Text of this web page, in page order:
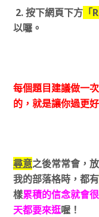
2. 按下網頁下方「
以囉。
每個題目建議做一
的，就是讓你過更好
尋意之後常常會，
我的部落格時，都有
樣累積的信念就會
天都要來逛喔！